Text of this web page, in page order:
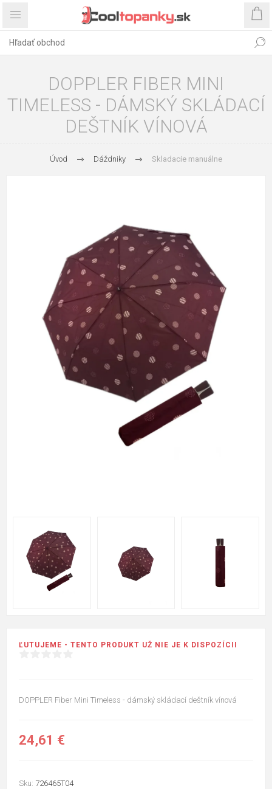
DOPPLER FIBER MINI
TIMELESS - DÁMSKÝ SKLÁDACÍ
DEŠTNÍK VÍNOVÁ
Úvod Dáždniky Skladacie manuálne
ĽUTUJEME - TENTO PRODUKT UŽ NIE JE K DISPOZÍCII
DOPPLER Fiber Mini Timeless - dámský skládací deštník vínová
24,61 €
Sku: 726465T04